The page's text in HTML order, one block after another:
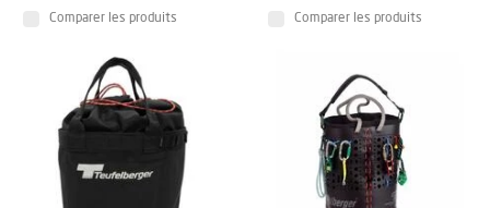
Comparer les produits Comparer les produits